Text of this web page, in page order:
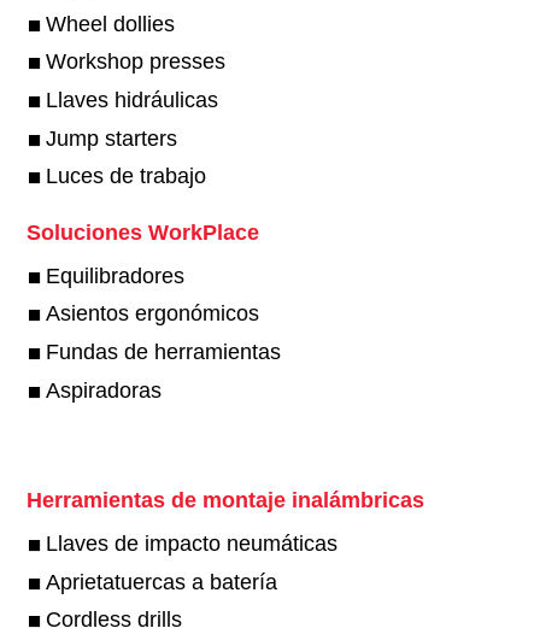
Wheel dollies
Workshop presses
Llaves hidráulicas
Jump starters
Luces de trabajo
Soluciones WorkPlace
Equilibradores
Asientos ergonómicos
Fundas de herramientas
Aspiradoras
Herramientas de montaje inalámbricas
Llaves de impacto neumáticas
Aprietatuercas a batería
Cordless drills